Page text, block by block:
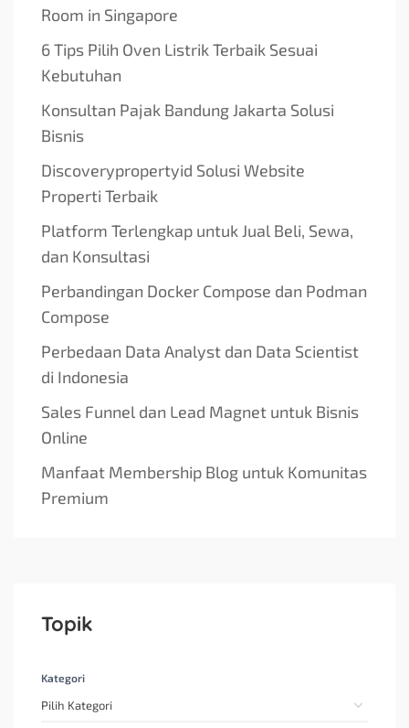
Room in Singapore
6 Tips Pilih Oven Listrik Terbaik Sesuai
Kebutuhan
Konsultan Pajak Bandung Jakarta Solusi
Bisnis
Discoverypropertyid Solusi Website
Properti Terbaik
Platform Terlengkap untuk Jual Beli, Sewa,
dan Konsultasi
Perbandingan Docker Compose dan Podman
Compose
Perbedaan Data Analyst dan Data Scientist
di Indonesia
Sales Funnel dan Lead Magnet untuk Bisnis
Online
Manfaat Membership Blog untuk Komunitas
Premium
Topik
Kategori